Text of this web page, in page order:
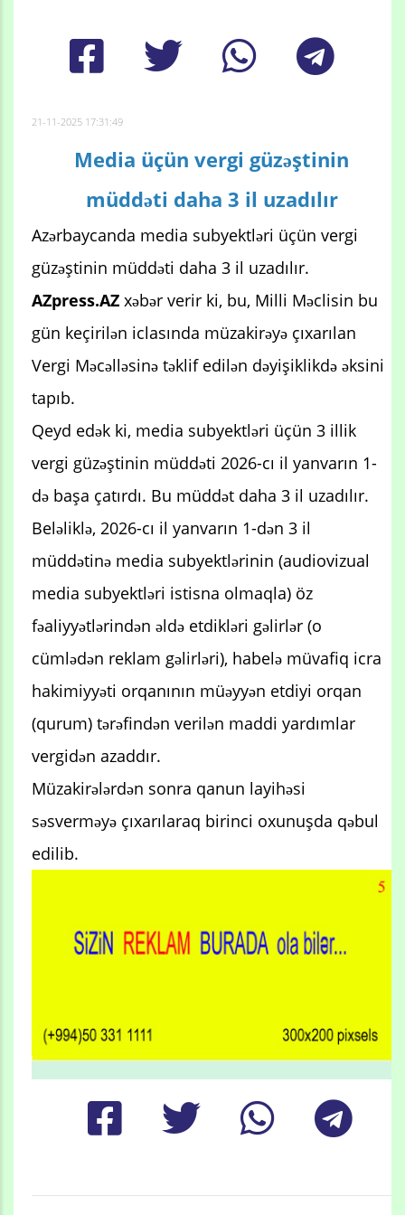
21-11-2025 17:31:49
Media üçün vergi güzəştinin
müddəti daha 3 il uzadılır
Azərbaycanda media subyektləri üçün vergi
güzəştinin müddəti daha 3 il uzadılır.
AZpress.AZ xəbər verir ki, bu, Milli Məclisin bu
gün keçirilən iclasında müzakirəyə çıxarılan
Vergi Məcəlləsinə təklif edilən dəyişiklikdə əksini
tapıb.
Qeyd edək ki, media subyektləri üçün 3 illik
vergi güzəştinin müddəti 2026-cı il yanvarın 1-
də başa çatırdı. Bu müddət daha 3 il uzadılır.
Beləliklə, 2026-cı il yanvarın 1-dən 3 il
müddətinə media subyektlərinin (audiovizual
media subyektləri istisna olmaqla) öz
fəaliyyətlərindən əldə etdikləri gəlirlər (o
cümlədən reklam gəlirləri), habelə müvafiq icra
hakimiyyəti orqanının müəyyən etdiyi orqan
(qurum) tərəfindən verilən maddi yardımlar
vergidən azaddır.
Müzakirələrdən sonra qanun layihəsi
səsverməyə çıxarılaraq birinci oxunuşda qəbul
edilib.